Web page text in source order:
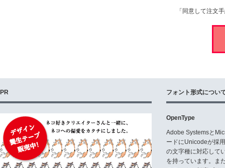
能です。しかし再利用が出来な
ロでなくとも大多数の文字を一
10:製品そのものへの印字・印刷
●表札製造販売関係
自社・自店で直接販売される表
該当書体の書体見本を広域の複
●印章関係
自社・自店で直接販売される印
製品版のご購入のみで結構です
11:パソコンアプリケーション、
ゲームの中で画像化したフォン
のいずれかに簡単なクレジット
「同意して注文
PR フォント形式につい
OpenType
Adobe Systemsと
ードにUnicodeが採
の文字種に対応して
を持っています。ま